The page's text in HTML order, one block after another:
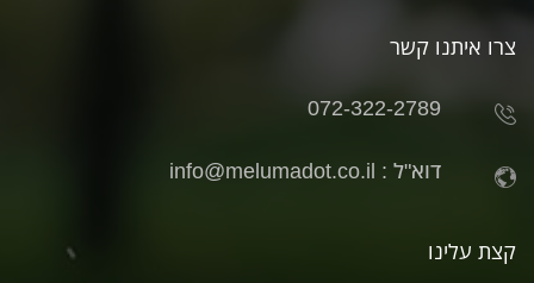
צרו איתנו קשר
072-322-2789
דוא"ל : info@melumadot.co.il
קצת עלינו